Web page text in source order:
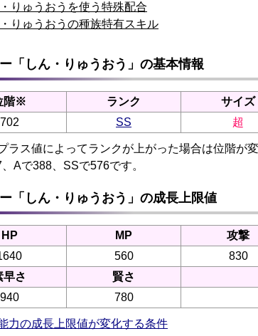
りゅうおうを使う特殊配合
りゅうおうの種族特有スキル
「しん・りゅうおう」の基本情報
階※ ランク サイズ
702
SS 超
ラス値によってランクが上がった場合は位階が変
Aで388、SSで576です。
「しん・りゅうおう」の成長上限値
HP MP 攻撃
560 830
早さ
賢さ
940
780
力の成長上限値が変化する条件